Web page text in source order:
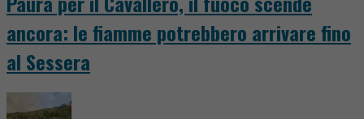
ancora: le fiamme potrebbero arrivare fino
al Sessera